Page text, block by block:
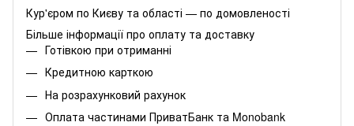
Кур'єром по Києву та області — по домовленості
Більше інформації про оплату та доставку
Готівкою при отриманні
Кредитною карткою
На розрахунковий рахунок
Оплата частинами ПриватБанк та Monobank